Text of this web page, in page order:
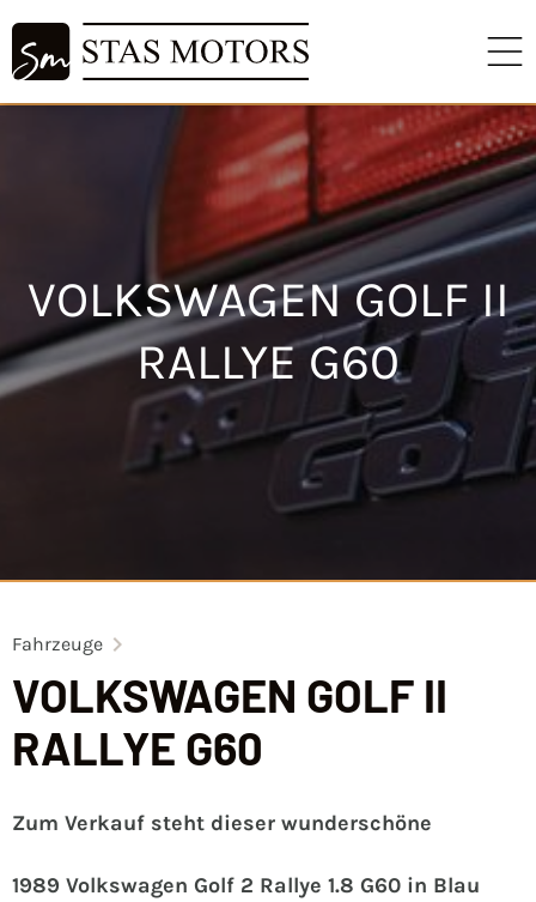
VOLKSWAGEN GOLF II
RALLYE G60
Fahrzeuge
VOLKSWAGEN GOLF II
RALLYE G60
Zum Verkauf steht dieser wunderschöne
1989 Volkswagen Golf 2 Rallye 1.8 G60 in Blau